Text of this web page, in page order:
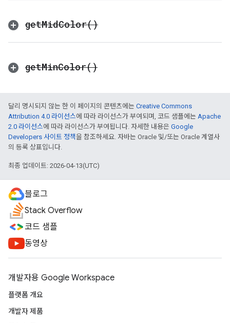
getMidColor()
getMinColor()
달리 명시되지 않는 한 이 페이지의 콘텐츠에는 Creative Commons
Attribution 4.0 라이선스에 따라 라이선스가 부여되며, 코드 샘플에는 Apache
2.0 라이선스에 따라 라이선스가 부여됩니다. 자세한 내용은 Google
Developers 사이트 정책을 참조하세요. 자바는 Oracle 및/또는 Oracle 계열사
의 등록 상표입니다.
최종 업데이트: 2026-04-13(UTC)
블로그
Stack Overflow
코드 샘플
동영상
개발자용 Google Workspace
플랫폼 개요
개발자 제품